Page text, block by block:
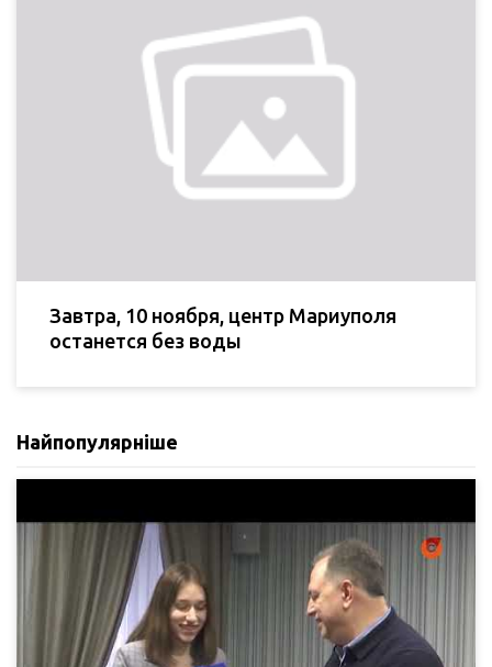
Завтра, 10 ноября, центр Мариуполя
останется без воды
Найпопулярніше